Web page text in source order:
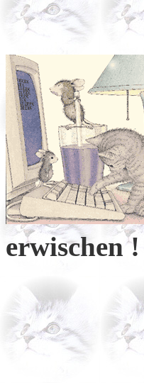
erwischen !